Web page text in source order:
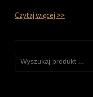
Czytaj więcej >>